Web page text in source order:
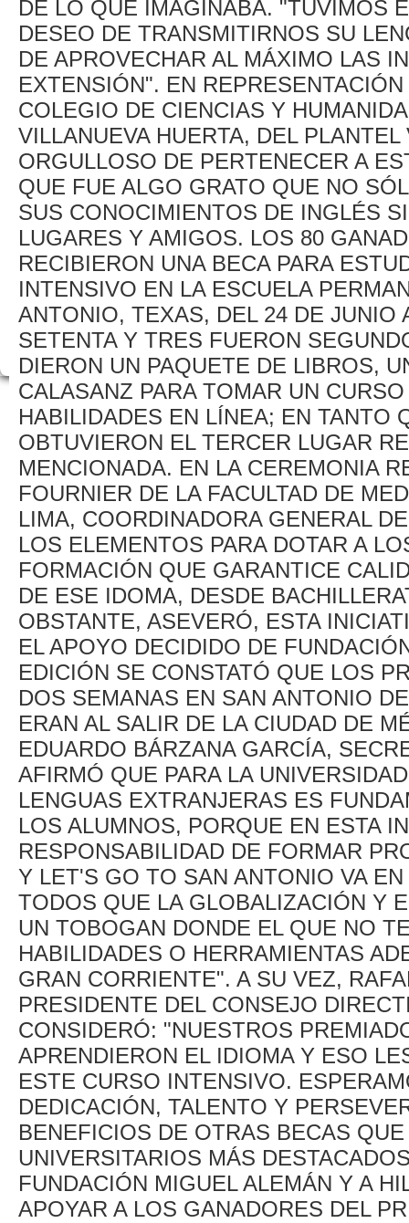
DE LO QUE IMAGINABA. "TUVIMOS
DESEO DE TRANSMITIRNOS SU
DE APROVECHAR AL MÁXIMO LAS
EXTENSIÓN". EN
COLEGIO DE CIENCIAS Y
VILLANUEVA HUERTA, DEL
ORGULLOSO DE PERTENECER A
QUE FUE ALGO GRATO QUE NO
SUS CONOCIMIENTOS DE INGLÉS
LUGARES Y AMIGOS. LOS 80
RECIBIERON UNA BECA PARA
INTENSIVO EN LA ESCUELA
ANTONIO, TEXAS, DEL 24 DE JUNIO
SETENTA Y TRES FUERON
DIERON UN PAQUETE DE LIBROS,
CALASANZ PARA TOMAR UN
HABILIDADES EN LÍNEA; EN TANTO
OBTUVIERON EL TERCER LUGAR
MENCIONADA. EN LA CEREMONIA
FOURNIER DE LA FACULTAD DE
LIMA, COORDINADORA GENERAL
LOS ELEMENTOS PARA DOTAR A
FORMACIÓN QUE GARANTICE
DE ESE IDOMA, DESDE
OBSTANTE, ASEVERÓ, ESTA
EL APOYO DECIDIDO DE
EDICIÓN SE CONSTATÓ QUE LOS
DOS SEMANAS EN SAN ANTONIO
ERAN AL SALIR DE LA CIUDAD DE
EDUARDO BÁRZANA GARCÍA,
AFIRMÓ QUE PARA LA
LENGUAS EXTRANJERAS ES
LOS ALUMNOS, PORQUE EN ESTA
RESPONSABILIDAD DE FORMAR
Y LET'S GO TO SAN ANTONIO VA
TODOS QUE LA GLOBALIZACIÓN Y
UN TOBOGAN DONDE EL QUE NO
HABILIDADES O HERRAMIENTAS
GRAN CORRIENTE". A SU VEZ,
PRESIDENTE DEL CONSEJO
CONSIDERÓ: "NUESTROS
APRENDIERON EL IDIOMA Y ESO
ESTE CURSO INTENSIVO.
DEDICACIÓN, TALENTO Y
BENEFICIOS DE OTRAS BECAS
UNIVERSITARIOS MÁS
FUNDACIÓN MIGUEL ALEMÁN Y A
APOYAR A LOS GANADORES DEL